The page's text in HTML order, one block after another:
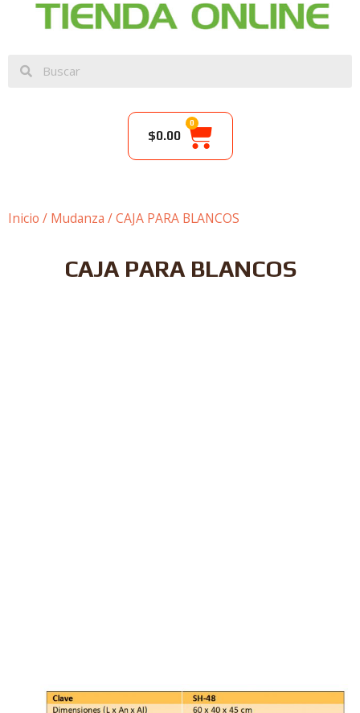
$0.00
0
Inicio / Mudanza / CAJA PARA BLANCOS
CAJA PARA BLANCOS